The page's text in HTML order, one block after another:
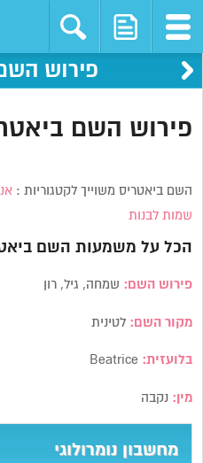
פירוש
פירוש השם
השם ביאטריס משוייך לקטגוריות :
שמות לבנות
הכל על משמעות השם
פירוש השם: שמחה, גיל, רון
מקור השם: לטינית
בלועזית: Beatrice
מין: נקבה
מחשבון נומרולוגי